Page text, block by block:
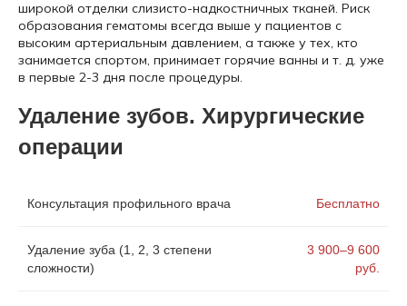
широкой отделки слизисто-надкостничных тканей. Риск
образования гематомы всегда выше у пациентов с
высоким артериальным давлением, а также у тех, кто
занимается спортом, принимает горячие ванны и т. д. уже
в первые 2-3 дня после процедуры.
Удаление зубов. Хирургические
операции
Консультация профильного врача Бесплатно
Удаление зуба (1, 2, 3 степени
сложности)
3 900–9 600
руб.